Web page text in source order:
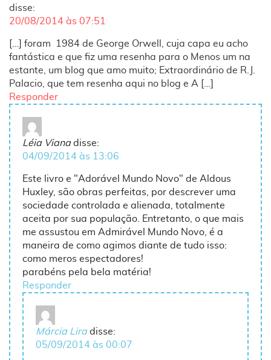
disse:
20/08/2014 às 07:51
[…] foram 1984 de George Orwell, cuja capa eu acho
fantástica e que fiz uma resenha para o Menos um na
estante, um blog que amo muito; Extraordinário de R.J.
Palacio, que tem resenha aqui no blog e A […]
Responder
Léia Viana disse:
04/09/2014 às 13:06
Este livro e "Adorável Mundo Novo" de Aldous
Huxley, são obras perfeitas, por descrever uma
sociedade controlada e alienada, totalmente
aceita por sua população. Entretanto, o que mais
me assustou em Admirável Mundo Novo, é a
maneira de como agimos diante de tudo isso:
como meros espectadores!
parabéns pela bela matéria!
Responder
Márcia Lira disse:
05/09/2014 às 00:07